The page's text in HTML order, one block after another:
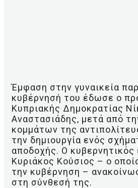
Έμφαση στην γυναικεία
κυβέρνησή του έδωσε ο
Κυπριακής Δημοκρατίας
Αναστασιάδης, μετά από
κομμάτων της
την δημιουργία ενός
αποδοχής. Ο
Κυριάκος Κούσιος – ο
την κυβέρνηση –
στη σύνθεσή της.